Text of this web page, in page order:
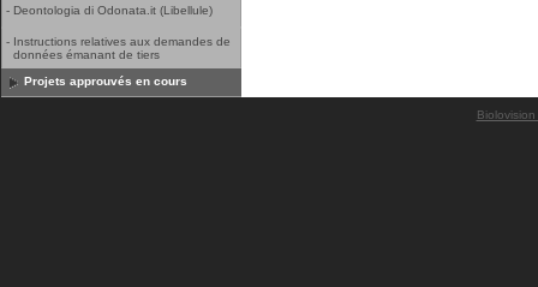
- Deontologia di Odonata.it (Libellule)
- Instructions relatives aux demandes de
données émanant de tiers
Projets approuvés en cours
Biolovision